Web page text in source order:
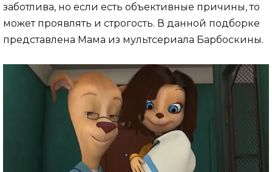
заботлива, но если есть объективные причины, то
может проявлять и строгость. В данной подборке
представлена Мама из мультсериала Барбоскины.